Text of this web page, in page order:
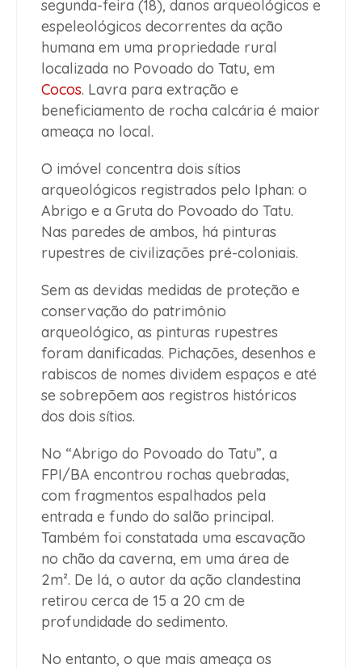
segunda-feira (18), danos arqueológicos e
espeleológicos decorrentes da ação
humana em uma propriedade rural
localizada no Povoado do Tatu, em
Cocos. Lavra para extração e
beneficiamento de rocha calcária é maior
ameaça no local.
O imóvel concentra dois sítios
arqueológicos registrados pelo Iphan: o
Abrigo e a Gruta do Povoado do Tatu.
Nas paredes de ambos, há pinturas
rupestres de civilizações pré-coloniais.
Sem as devidas medidas de proteção e
conservação do patrimônio
arqueológico, as pinturas rupestres
foram danificadas. Pichações, desenhos e
rabiscos de nomes dividem espaços e até
se sobrepõem aos registros históricos
dos dois sítios.
No “Abrigo do Povoado do Tatu”, a
FPI/BA encontrou rochas quebradas,
com fragmentos espalhados pela
entrada e fundo do salão principal.
Também foi constatada uma escavação
no chão da caverna, em uma área de
2m². De lá, o autor da ação clandestina
retirou cerca de 15 a 20 cm de
profundidade do sedimento.
No entanto, o que mais ameaça os